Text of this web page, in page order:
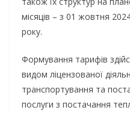
місяців – з 01 жовтня
року.
Формування тарифів
видом ліцензованої
транспортування та
послуги з постачання